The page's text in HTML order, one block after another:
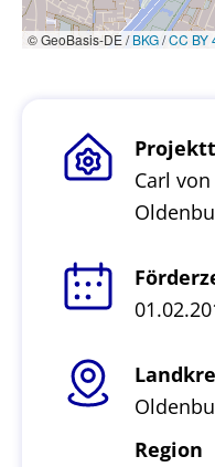
© GeoBasis-DE /BKG/CC BY
Carl
Region